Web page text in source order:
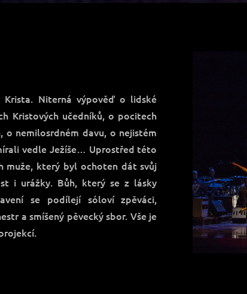
Krista. Niterná výpověď o lidské
Kristových učedníků, o pocitech
o nemilosrdném davu, o nejistém
vedle Ježíše… Uprostřed této
muže, který byl ochoten dát svůj
i urážky. Bůh, který se z lásky
se podílejí sóloví zpěváci,
a smíšený pěvecký sbor. Vše je